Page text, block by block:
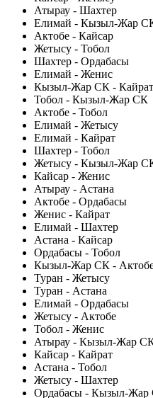
Атырау - Шахтер
Елимай - Кызыл-Жар
Актобе - Кайсар
Жетысу - Тобол
Шахтер - Ордабасы
Елимай - Женис
Кызыл-Жар СК - Кайрат
Тобол - Кызыл-Жар СК
Актобе - Тобол
Елимай - Жетысу
Елимай - Кайрат
Шахтер - Тобол
Жетысу - Кызыл-Жар
Кайсар - Женис
Атырау - Астана
Актобе - Ордабасы
Женис - Кайрат
Елимай - Шахтер
Астана - Кайсар
Ордабасы - Тобол
Кызыл-Жар СК -
Туран - Жетысу
Туран - Астана
Елимай - Ордабасы
Жетысу - Актобе
Тобол - Женис
Атырау - Кызыл-Жар
Кайсар - Кайрат
Астана - Тобол
Жетысу - Шахтер
Ордабасы - Кызыл-